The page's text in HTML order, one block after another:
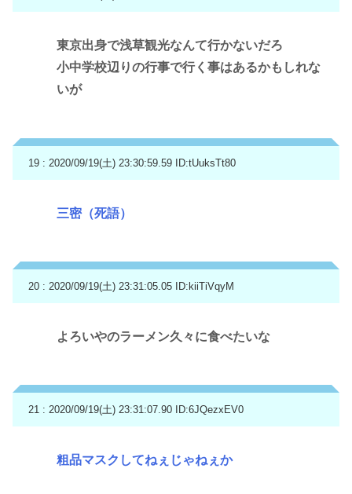
東京出身で浅草観光なんて行かないだろ
小中学校辺りの行事で行く事はあるかもしれな
いが
19 : 2020/09/19(土) 23:30:59.59 ID:tUuksTt80
三密（死語）
20 : 2020/09/19(土) 23:31:05.05 ID:kiiTiVqyM
よろいやのラーメン久々に食べたいな
21 : 2020/09/19(土) 23:31:07.90 ID:6JQezxEV0
粗品マスクしてねぇじゃねぇか